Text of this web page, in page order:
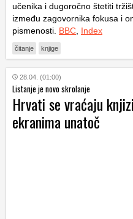
učenika i dugoročno štetiti
između zagovornika fokusa i
pismenosti. BBC Index
čitanje knjige
28.04. (01:00)
Listanje je novo skrolanje
Hrvati se vraćaju
ekranima unatoč